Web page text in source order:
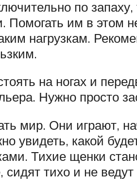
по
Помогать им в этом
нагрузкам.
на ногах и
Нужно просто
мир. Они играют,
увидеть, какой
Тихие щенки
тихо и не ведут